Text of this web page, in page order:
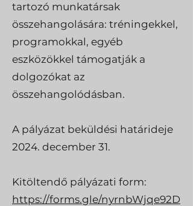
tartozó munkatársak
összehangolására: tréningekkel,
programokkal, egyéb
eszközökkel támogatják a
dolgozókat az
összehangolódásban.
A pályázat beküldési határideje
2024. december 31.
Kitöltendő pályázati form:
https://forms.gle/nyrnbWjqe92D